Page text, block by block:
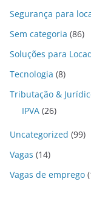
Segurança para
Sem categoria (86)
Soluções para
Tecnologia (8)
Tributação &
IPVA (26)
Uncategorized (99)
Vagas (14)
Vagas de emprego